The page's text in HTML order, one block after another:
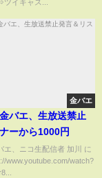
イキャス...
金バエ
バエ、生放送禁止
ーから1000円
エ、ニコ生配信者 加川 に
www.youtube.com/watch?